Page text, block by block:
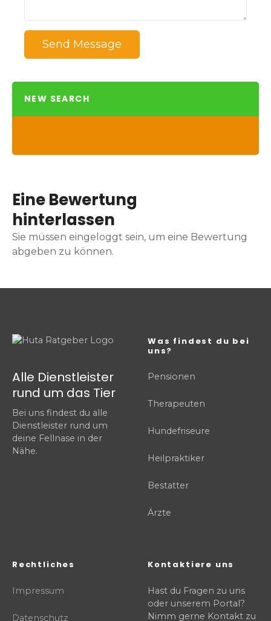
Send Message
NEW SEARCH
Eine Bewertung
hinterlassen
Sie müssen eingeloggt sein, um eine Bewertung
abgeben zu können.
Alle Dienstleister
rund um das Tier
Bei uns findest du alle
Dienstleister rund um
deine Fellnase in der
Nähe.
Was findest du bei
uns?
Pensionen
Therapeuten
Hundefriseure
Heilpraktiker
Bestatter
Ärzte
Rechtliches
Impressum
Datenschutz
Kontaktiere uns
Hast du Fragen zu uns
oder unserem Portal?
Nimm gerne Kontakt zu